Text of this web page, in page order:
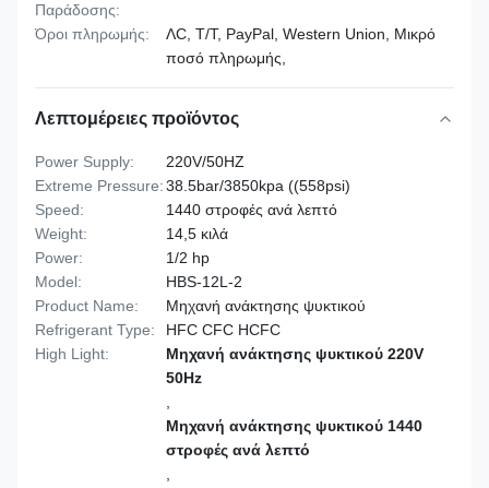
Παράδοσης:
Όροι πληρωμής:
ΛC, T/T, PayPal, Western Union, Μικρό
ποσό πληρωμής,
Λεπτομέρειες προϊόντος
Power Supply:
220V/50HZ
Extreme Pressure:38.5bar/3850kpa ((558psi)
Speed:
1440 στροφές ανά λεπτό
Weight:
14,5 κιλά
Power:
1/2 hp
Model:
HBS-12L-2
Product Name:
Μηχανή ανάκτησης ψυκτικού
Refrigerant Type:
HFC CFC HCFC
High Light:
Μηχανή ανάκτησης ψυκτικού 220V
50Hz
Μηχανή ανάκτησης ψυκτικού 1440
στροφές ανά λεπτό